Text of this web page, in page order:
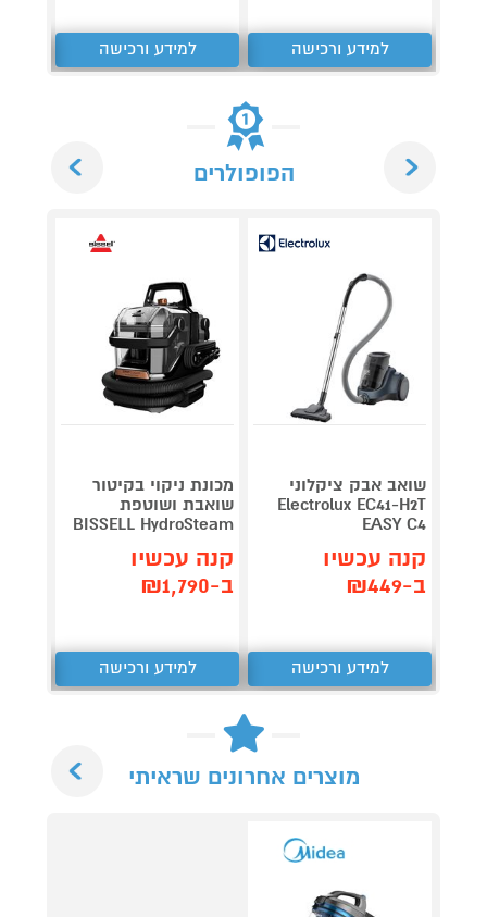
למידע ורכישה למידע ורכישה
הפופולרים
שואב אבק ציקלוני
Electrolux EC41-H2T
EASY C4
קנה עכשיו
ב-₪449
למידע ורכישה
מכונת ניקוי בקיטור
שואבת ושוטפת
BISSELL HydroSteam
קנה עכשיו
ב-₪1,790
למידע ורכישה
מוצרים אחרונים שראיתי